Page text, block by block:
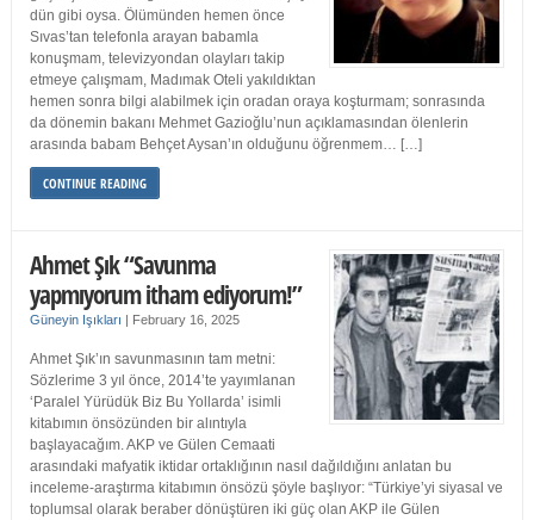
dün gibi oysa. Ölümünden hemen önce
Sıvas’tan telefonla arayan babamla
konuşmam, televizyondan olayları takip
etmeye çalışmam, Madımak Oteli yakıldıktan
hemen sonra bilgi alabilmek için oradan oraya koşturmam; sonrasında
da dönemin bakanı Mehmet Gazioğlu’nun açıklamasından ölenlerin
arasında babam Behçet Aysan’ın olduğunu öğrenmem… […]
CONTINUE READING
Ahmet Şık “Savunma
yapmıyorum itham ediyorum!”
Güneyin Işıkları | February 16, 2025
Ahmet Şık’ın savunmasının tam metni:
Sözlerime 3 yıl önce, 2014’te yayımlanan
‘Paralel Yürüdük Biz Bu Yollarda’ isimli
kitabımın önsözünden bir alıntıyla
başlayacağım. AKP ve Gülen Cemaati
arasındaki mafyatik iktidar ortaklığının nasıl dağıldığını anlatan bu
inceleme-araştırma kitabımın önsözü şöyle başlıyor: “Türkiye’yi siyasal ve
toplumsal olarak beraber dönüştüren iki güç olan AKP ile Gülen